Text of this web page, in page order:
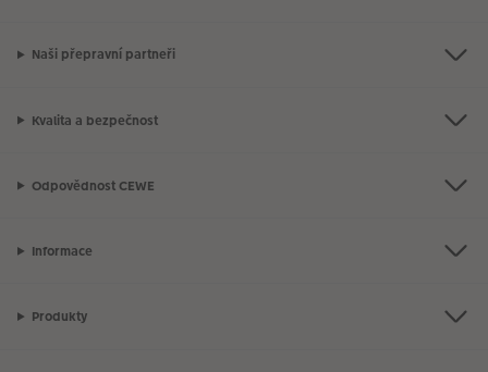
Naši přepravní partneři
Kvalita a bezpečnost
Odpovědnost CEWE
Informace
Produkty